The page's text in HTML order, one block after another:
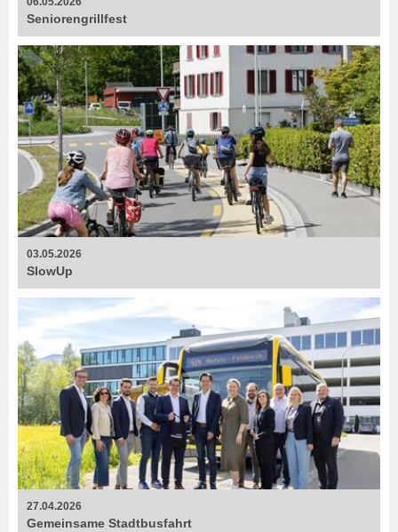
Senioren­grillfest
03.05.2026
SlowUp
27.04.2026
Gemeinsame Stadtbusfahrt